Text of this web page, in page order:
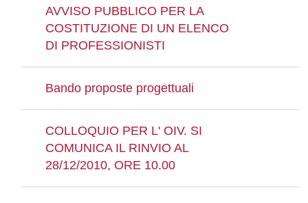
AVVISO PUBBLICO PER LA
COSTITUZIONE DI UN ELENCO
DI PROFESSIONISTI
Bando proposte progettuali
COLLOQUIO PER L' OIV. SI
COMUNICA IL RINVIO AL
28/12/2010, ORE 10.00